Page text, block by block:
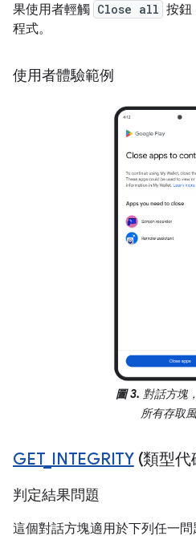
果使用者輕觸 Close all 按鈕
程式。
使用者體驗範例
圖 3. 對話方塊
所有存取風
GET_ INTEGRITY(類型代
判定結果問題
這個對話方塊適用於下列任一問